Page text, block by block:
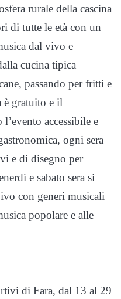
rurale della cascina
di tutte le età con un
dal vivo e
cucina tipica
passando per fritti e
è gratuito e il
accessibile e
ogni sera
e di disegno per
e sabato sera si
con generi musicali
popolare e alle
di Fara, dal 13 al 29